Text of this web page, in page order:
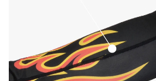
單寧環保杯帶 CUP SLEEVE
NT$ 100
NT$ 190